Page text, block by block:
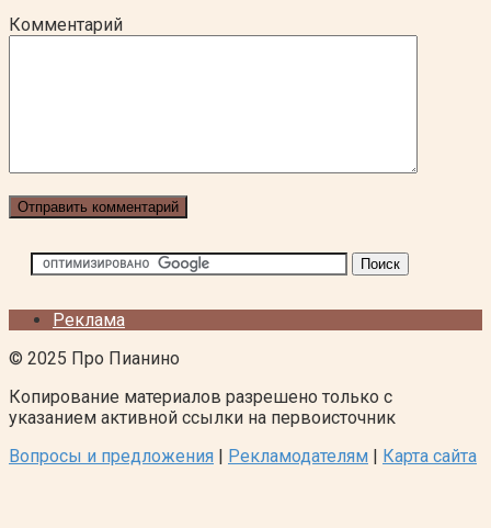
Комментарий
Реклама
© 2025 Про Пианино
Копирование материалов разрешено только с
указанием активной ссылки на первоисточник
Вопросы и предложения | Рекламодателям | Карта сайта